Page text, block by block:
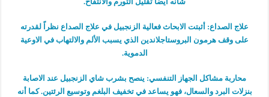
علاج الصداع: أثبتت الابحاث فعالية الزنجبيل في علاج الصداع نظراً لقدرته
على وقف هرمون البروستاجلاندين الذي يسبب الألم والالتهاب في الاوعية
الدموية.
محاربة مشاكل الجهاز التنفسي: ينصح بشرب شاي الزنجبيل عند الاصابة
بنزلات البرد والسعال، فهو يساعد في تخفيف البلغم وتوسيع الرئتين. كما أنه